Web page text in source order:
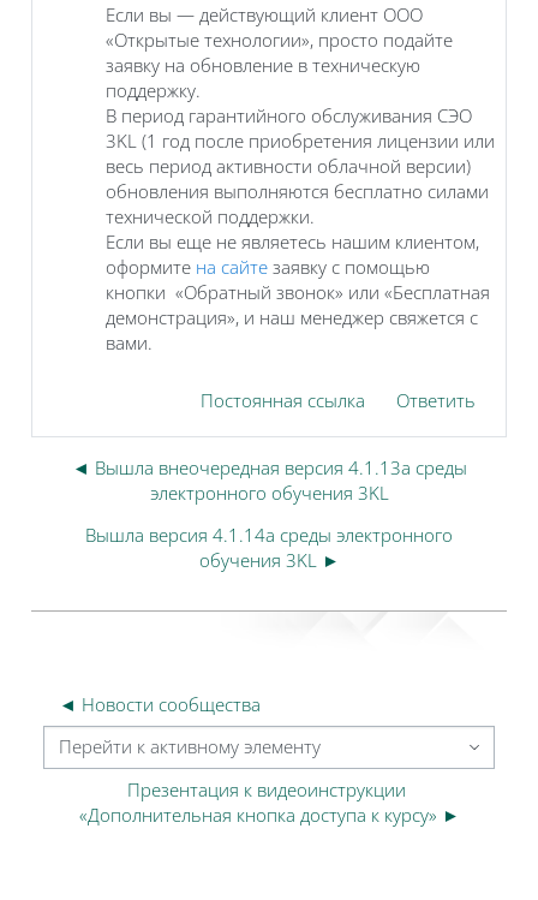
Если вы — действующий клиент ООО
«Открытые технологии», просто подайте
заявку на обновление в техническую
поддержку.
В период гарантийного обслуживания СЭО
3KL (1 год после приобретения лицензии или
весь период активности облачной версии)
обновления выполняются бесплатно силами
технической поддержки.
Если вы еще не являетесь нашим клиентом,
оформите на сайте заявку с помощью
кнопки «Обратный звонок» или «Бесплатная
демонстрация», и наш менеджер свяжется с
вами.
Постоянная ссылка Ответить
◄ Вышла внеочередная версия 4.1.13a среды
электронного обучения 3KL
Вышла версия 4.1.14a среды электронного
обучения 3KL ►
◄ Новости сообщества
Перейти к активному элементу
Презентация к видеоинструкции
«Дополнительная кнопка доступа к курсу» ►